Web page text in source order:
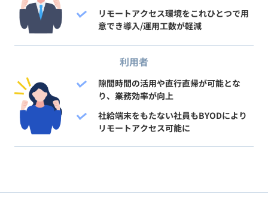
リモートアクセス環境をこれひとつで用
意でき導入/運用工数が軽減
利用者
隙間時間の活用や直行直帰が可能とな
り、業務効率が向上
社給端末をもたない社員もBYODにより
リモートアクセス可能に